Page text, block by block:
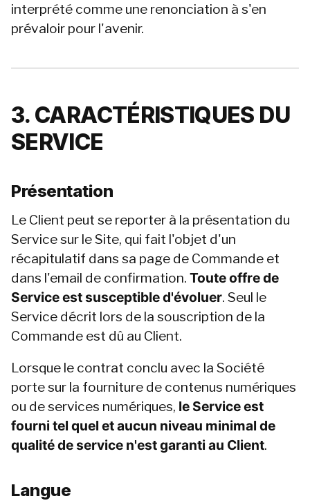
interprété comme une renonciation à s'en
prévaloir pour l'avenir.
3. CARACTÉRISTIQUES DU
SERVICE
Présentation
Le Client peut se reporter à la présentation du
Service sur le Site, qui fait l'objet d'un
récapitulatif dans sa page de Commande et
dans l'email de confirmation. Toute offre de
Service est susceptible d'évoluer. Seul le
Service décrit lors de la souscription de la
Commande est dû au Client.
Lorsque le contrat conclu avec la Société
porte sur la fourniture de contenus numériques
ou de services numériques, le Service est
fourni tel quel et aucun niveau minimal de
qualité de service n'est garanti au Client.
Langue